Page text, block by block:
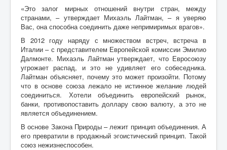
«Это залог мирных отношений внутри стран, между
странами, – утверждает Михаэль Лайтман, – я уверяю
Вас, она способна соединить даже непримиримых врагов».
В 2012 году наряду с множеством встреч, встреча в
Италии – с представителем Европейской комиссии Эмилио
Далмонте. Михаэль Лайтман утверждает, что Евросоюзу
угрожает распад, и это не удивляет его собеседника.
Лайтман объясняет, почему это может произойти. Потому
что в основе союза лежало не истинное желание людей
соединиться. Хотели объединить европейский рынок,
банки, противопоставить доллару свою валюту, а это не
является объединением.
В основе Закона Природы – лежит принцип объединения. А
его превратили в продажный эгоистический принцип. Такой
союз нежизнеспособен.